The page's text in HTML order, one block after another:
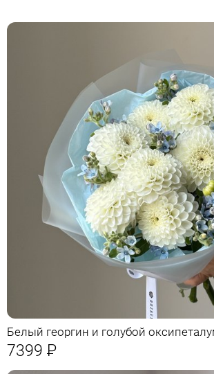
Белый георгин и голубой
7399 Р